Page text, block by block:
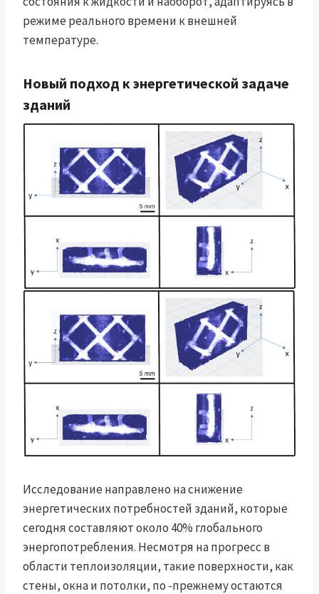
режиме реального времени к внешней
температуре.
Новый подход к энергетической задаче
зданий
Исследование направлено на снижение
энергетических потребностей зданий, которые
сегодня составляют около 40% глобального
энергопотребления. Несмотря на прогресс в
области теплоизоляции, такие поверхности, как
стены, окна и потолки, по -прежнему остаются